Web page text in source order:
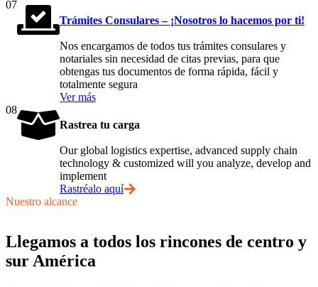
07
Trámites Consulares – ¡Nosotros lo hacemos por ti!
Nos encargamos de todos tus trámites consulares y
notariales sin necesidad de citas previas, para que
obtengas tus documentos de forma rápida, fácil y
totalmente segura
Ver más
08
Rastrea tu carga
Our global logistics expertise, advanced supply chain
technology & customized will you analyze, develop and
implement
Rastréalo aquí
Nuestro alcance
Llegamos a todos los rincones de centro y
sur América